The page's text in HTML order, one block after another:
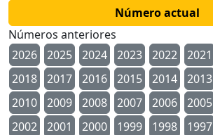
Número actual
Números anteriores
2026
2025 2024 2023 2022 2021
2018
2017 2016 2015 2014 2013
2010
2009 2008 2007 2006 2005
2002
2001 2000 1999 1998 1997